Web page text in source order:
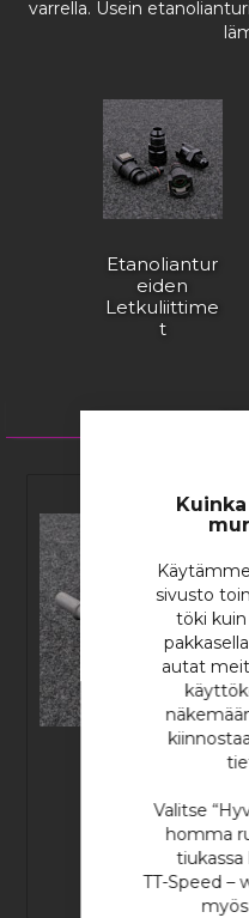
sivusto
töki kuin
autat
Valitse
homma
tiukassa
TT-Speed –
varrella. Usein
Etanoliantur
eiden
Letkuliittime
t
137,05 €